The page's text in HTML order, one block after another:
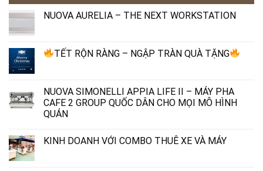
NUOVA AURELIA – THE NEXT WORKSTATION
TẾT RỘN RÀNG – NGẬP TRÀN QUÀ TẶNG
NUOVA SIMONELLI APPIA LIFE II – MÁY PHA
CAFE 2 GROUP QUỐC DÂN CHO MỌI MÔ HÌNH
QUÁN
KINH DOANH VỚI COMBO THUÊ XE VÀ MÁY